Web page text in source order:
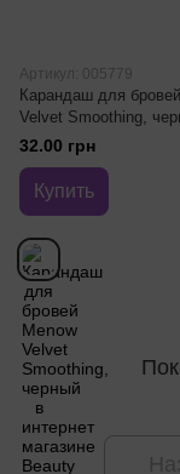
Артикул: 005779
Карандаш для
Velvet Smoothing,
32.00 грн
Купить